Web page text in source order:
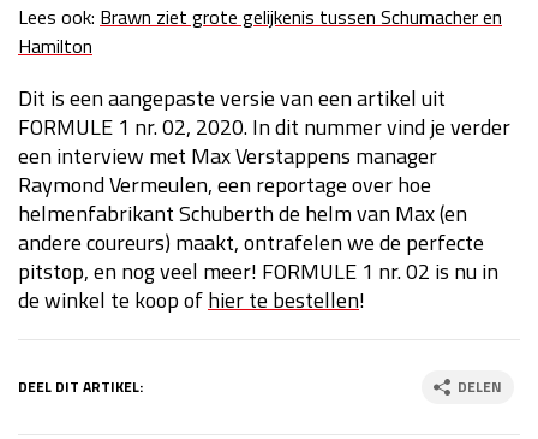
Lees ook: Brawn ziet grote gelijkenis tussen Schumacher en
Hamilton
Dit is een aangepaste versie van een artikel uit
FORMULE 1 nr. 02, 2020. In dit nummer vind je verder
een interview met Max Verstappens manager
Raymond Vermeulen, een reportage over hoe
helmenfabrikant Schuberth de helm van Max (en
andere coureurs) maakt, ontrafelen we de perfecte
pitstop, en nog veel meer! FORMULE 1 nr. 02 is nu in
de winkel te koop ofhier te bestellen!
DEEL DIT ARTIKEL: DELEN